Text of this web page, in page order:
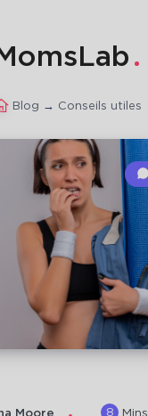
MomsLab
Blog → Conseils utiles
Moore 8